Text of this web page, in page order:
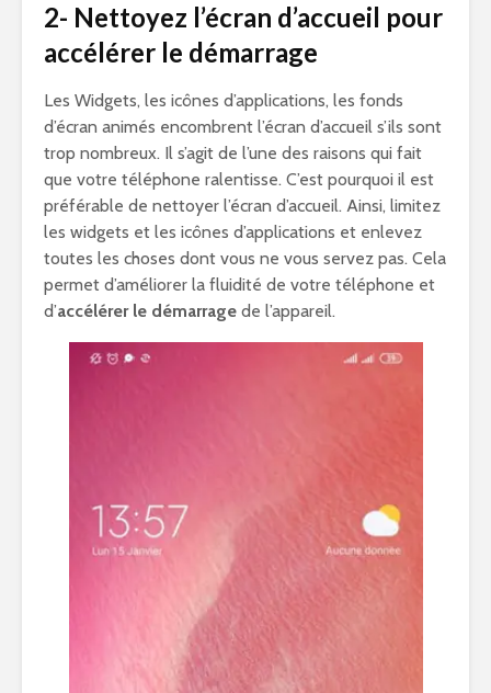
2- Nettoyez l’écran d’accueil pour
accélérer le démarrage
Les Widgets, les icônes d’applications, les fonds
d’écran animés encombrent l’écran d’accueil s’ils sont
trop nombreux. Il s’agit de l’une des raisons qui fait
que votre téléphone ralentisse. C’est pourquoi il est
préférable de nettoyer l’écran d’accueil. Ainsi, limitez
les widgets et les icônes d’applications et enlevez
toutes les choses dont vous ne vous servez pas. Cela
permet d’améliorer la fluidité de votre téléphone et
d’accélérer le démarrage de l’appareil.